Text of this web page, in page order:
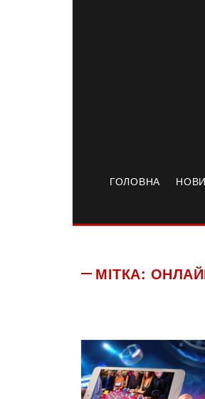
ГОЛОВНА
МІТКА: